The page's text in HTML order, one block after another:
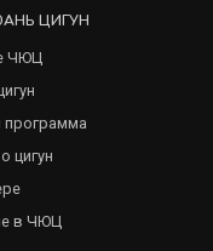
ЦИГУН
ЧЮЦ
программа
цигун
в ЧЮЦ